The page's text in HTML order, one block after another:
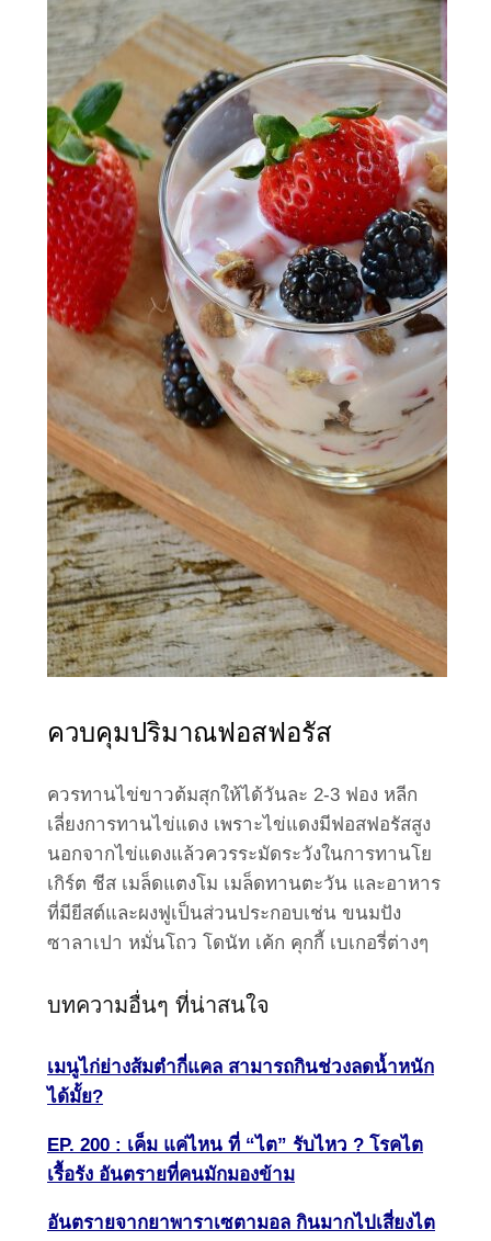
ควบคุมปริมาณฟอสฟอรัส
ควรทานไข่ขาวต้มสุกให้ได้วันละ 2-3 ฟอง หลีก
เลี่ยงการทานไข่แดง เพราะไข่แดงมีฟอสฟอรัสสูง
นอกจากไข่แดงแล้วควรระมัดระวังในการทานโย
เกิร์ต ชีส เมล็ดแตงโม เมล็ดทานตะวัน และอาหาร
ที่มียีสต์และผงฟูเป็นส่วนประกอบเช่น ขนมปัง
ซาลาเปา หมั่นโถว โดนัท เค้ก คุกกี้ เบเกอรี่ต่างๆ
บทความอื่นๆ ที่น่าสนใจ
เมนูไก่ย่างส้มตำกี่แคล สามารถกินช่วงลดน้ำหนัก
ได้มั้ย?
EP. 200 : เค็ม แค่ไหน ที่ “ไต” รับไหว ? โรคไต
เรื้อรัง อันตรายที่คนมักมองข้าม
อันตรายจากยาพาราเซตามอล กินมากไปเสี่ยงไต